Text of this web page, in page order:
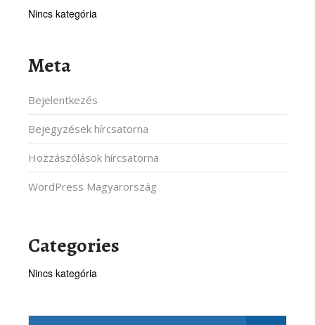
Nincs kategória
Meta
Bejelentkezés
Bejegyzések hírcsatorna
Hozzászólások hírcsatorna
WordPress Magyarország
Categories
Nincs kategória